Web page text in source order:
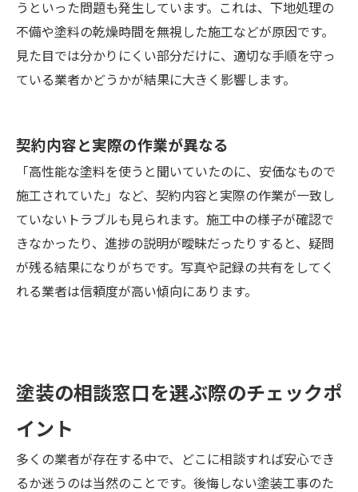
うといった問題も発生しています。これは、下地処理の
不備や塗料の乾燥時間を無視した施工などが原因です。
見た目では分かりにくい部分だけに、適切な手順を守っ
ている業者かどうかが結果に大きく影響します。
契約内容と実際の作業が異なる
「高性能な塗料を使うと聞いていたのに、安価なもので
施工されていた」など、契約内容と実際の作業が一致し
ていないトラブルも見られます。施工中の様子が確認で
きなかったり、進捗の説明が曖昧だったりすると、疑問
が残る結果になりがちです。写真や記録の共有をしてく
れる業者は信頼度が高い傾向にあります。
塗装の相談窓口を選ぶ際のチェックポ
イント
多くの業者が存在する中で、どこに相談すれば安心でき
るか迷うのは当然のことです。後悔しない塗装工事のた